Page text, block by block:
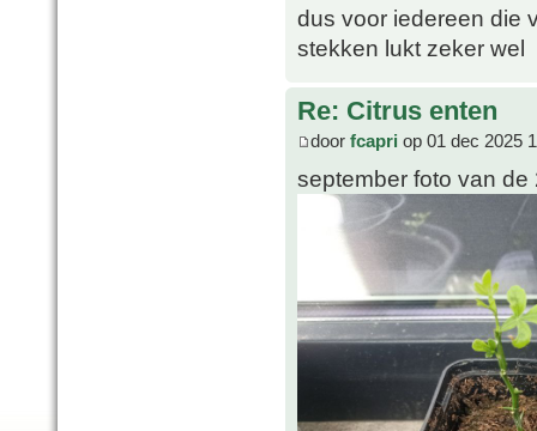
dus voor iedereen die
stekken lukt zeker wel
Re: Citrus enten
door fcapri op 01 dec 2025
september foto van